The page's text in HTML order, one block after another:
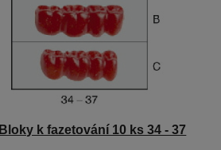
Bloky k fazetování 10 ks 34 - 37